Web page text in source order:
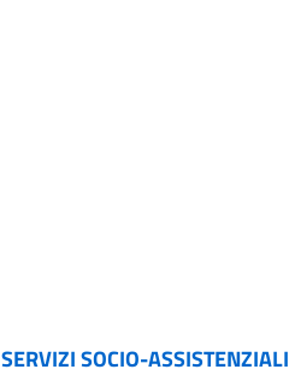
SERVIZI SOCIO-ASSISTENZIALI